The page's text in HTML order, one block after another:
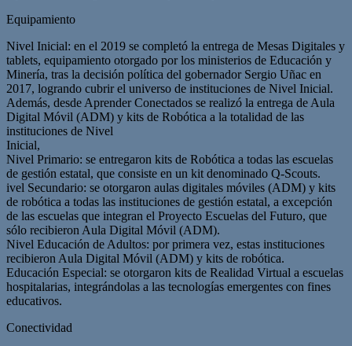
Equipamiento
Nivel Inicial: en el 2019 se completó la entrega de Mesas Digitales y
tablets, equipamiento otorgado por los ministerios de Educación y
Minería, tras la decisión política del gobernador Sergio Uñac en
2017, logrando cubrir el universo de instituciones de Nivel Inicial.
Además, desde Aprender Conectados se realizó la entrega de Aula
Digital Móvil (ADM) y kits de Robótica a la totalidad de las
instituciones de Nivel
Inicial,
Nivel Primario: se entregaron kits de Robótica a todas las escuelas
de gestión estatal, que consiste en un kit denominado Q-Scouts.
ivel Secundario: se otorgaron aulas digitales móviles (ADM) y kits
de robótica a todas las instituciones de gestión estatal, a excepción
de las escuelas que integran el Proyecto Escuelas del Futuro, que
sólo recibieron Aula Digital Móvil (ADM).
Nivel Educación de Adultos: por primera vez, estas instituciones
recibieron Aula Digital Móvil (ADM) y kits de robótica.
Educación Especial: se otorgaron kits de Realidad Virtual a escuelas
hospitalarias, integrándolas a las tecnologías emergentes con fines
educativos.
Conectividad